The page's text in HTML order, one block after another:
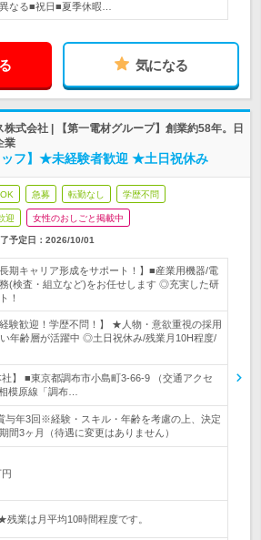
なる■祝日■夏季休暇…
気になる
式会社 | 【第一電材グループ】創業約58年。日
業
ッフ】★未経験者歓迎 ★土日祝休み
急募 転勤なし 学歴不問
迎 女性のおしごと掲載中
予定日： 2026/10/01
長期キャリア形成をサポート！】■産業用機器/電
(検査・組立など)をお任せします ◎充実した研
！
経験歓迎！学歴不問！】 ★人物・意欲重視の採用
年齢層が活躍中 ◎土日祝休み/残業月10H程度/
】 ■東京都調布市小島町3-66-9 （交通アクセ
模原線「調布…
与年3回※経験・スキル・年齢を考慮の上、決定
間3ヶ月（待遇に変更はありません）
業は月平均10時間程度です。